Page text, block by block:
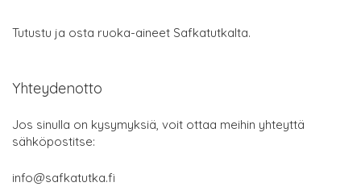
Tutustu ja osta ruoka-aineet Safkatutkalta.
Yhteydenotto
Jos sinulla on kysymyksiä, voit ottaa meihin yhteyttä
sähköpostitse:
info@safkatutka.fi